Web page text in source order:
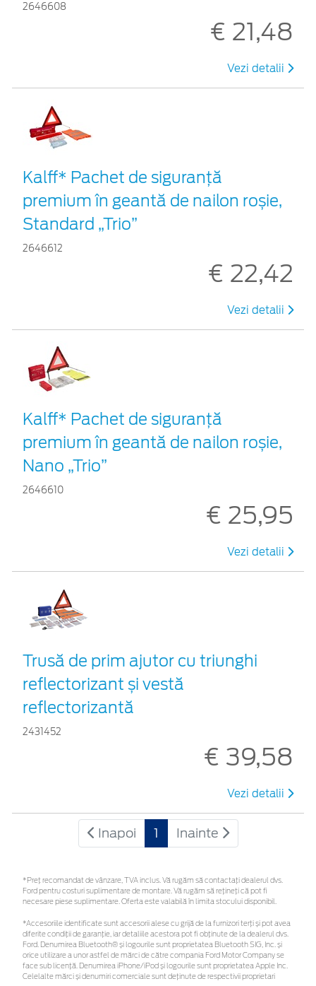
2646608
€ 21,48
Vezi detalii
Kalff* Pachet de siguranţă
premium în geantă de nailon roșie,
Standard „Trio”
2646612
€ 22,42
Vezi detalii
Kalff* Pachet de siguranţă
premium în geantă de nailon roșie,
Nano „Trio”
2646610
€ 25,95
Vezi detalii
Trusă de prim ajutor cu triunghi
reflectorizant și vestă
reflectorizantă
2431452
€ 39,58
Vezi detalii
Inapoi 1 Inainte
*Preţ recomandat de vânzare, TVA inclus. Vă rugăm să contactaţi dealerul dvs.
Ford pentru costuri suplimentare de montare. Vă rugăm să rețineți că pot fi
necesare piese suplimentare. Oferta este valabilă în limita stocului disponibil.
*Accesoriile identificate sunt accesorii alese cu grijă de la furnizori terți și pot avea
diferite condiții de garanție, iar detaliile acestora pot fi obținute de la dealerul dvs.
Ford. Denumirea Bluetooth® și logourile sunt proprietatea Bluetooth SIG, Inc. și
orice utilizare a unor astfel de mărci de către compania Ford Motor Company se
face sub licență. Denumirea iPhone/iPod și logourile sunt proprietatea Apple Inc.
Celelalte mărci și denumiri comerciale sunt deținute de respectivii proprietari